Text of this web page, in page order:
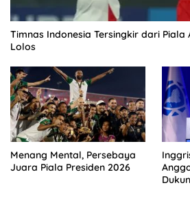
Timnas Indonesia Tersingkir dari Piala
Lolos
Menang Mental, Persebaya
Juara Piala Presiden 2026